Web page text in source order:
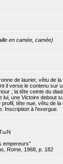
en camée, camée)
de laurier, vêtu de
il verse le contenu sur
; la tête ceinte du
une Victoire debout
tête nue, vêtu de
Inscription à l’exergue.
empereurs”
Rome, 1968, p. 182